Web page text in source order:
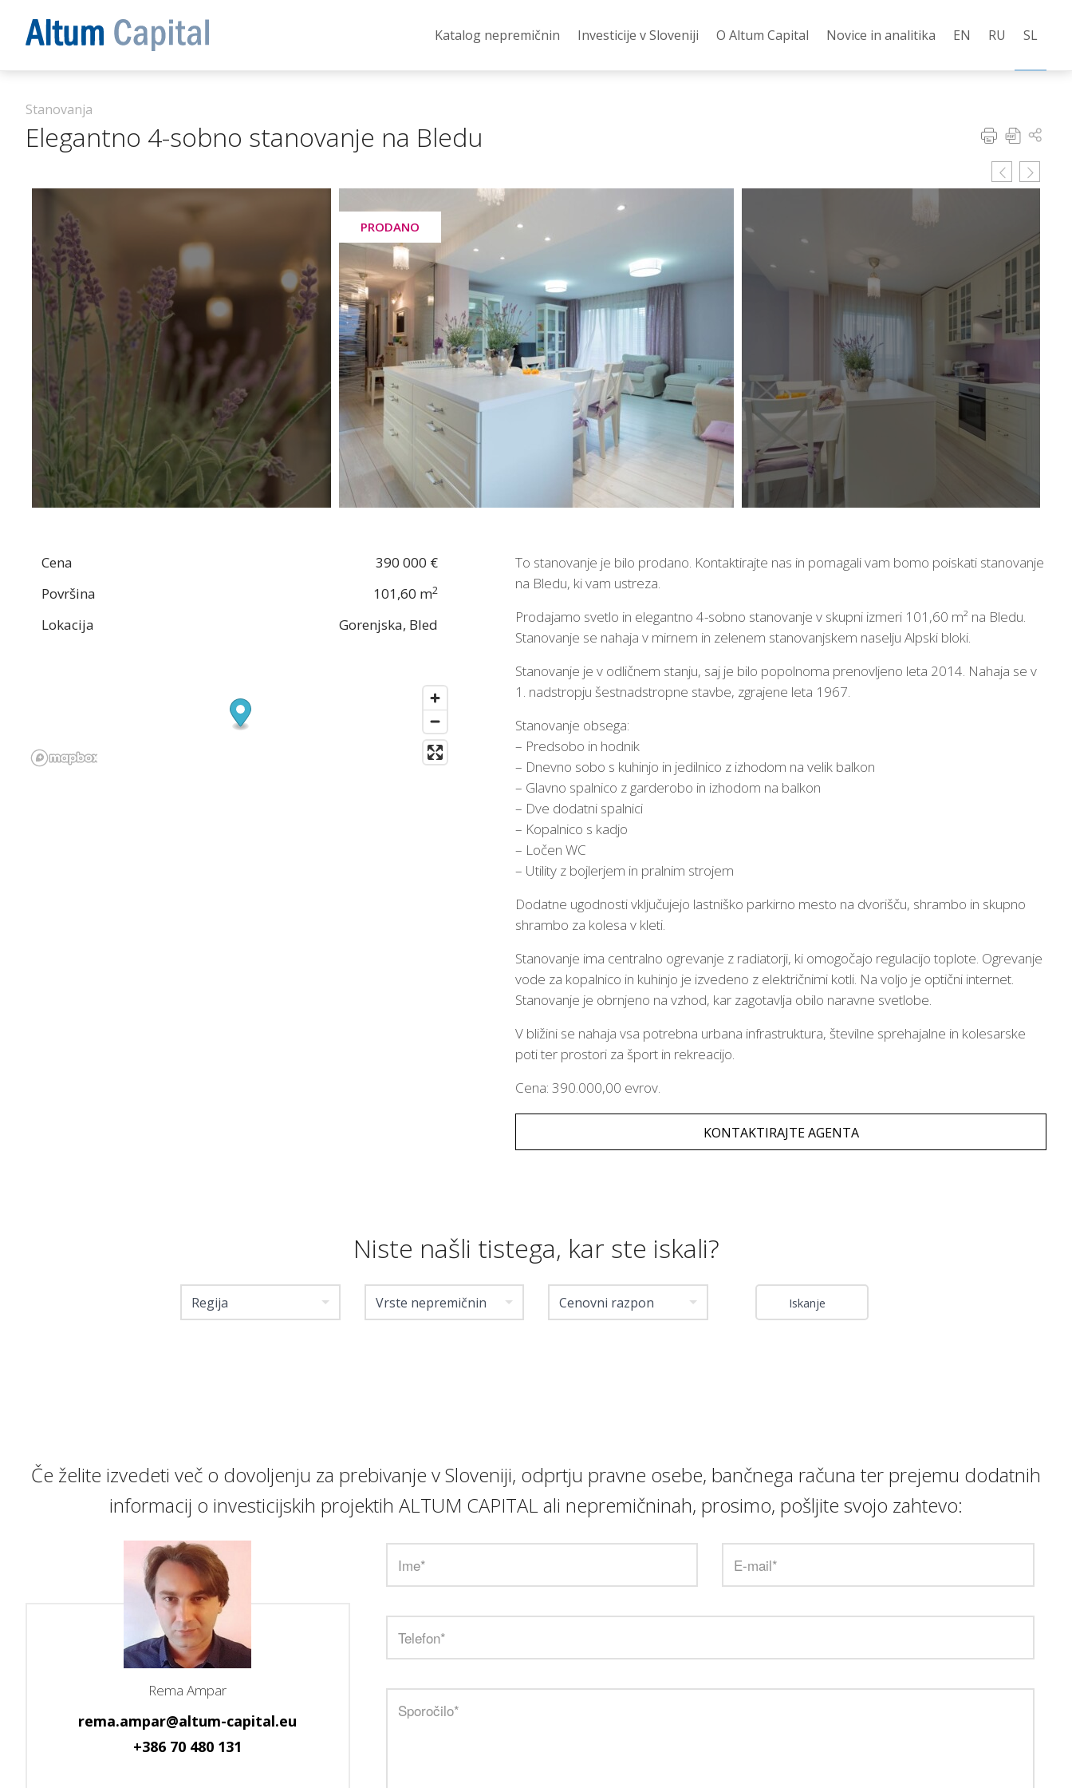
Katalog nepremičnin Investicije v Sloveniji О Altum Capital Novice in analitika EN RU SL
Stanovanja
Elegantno 4-sobno stanovanje na Bledu
PRODANO
Cena
390 000 €
Površina
101,60 m2
Lokacija Gorenjska, Bled
To stanovanje je bilo prodano. Kontaktirajte nas in pomagali vam bomo poiskati stanovanje
na Bledu, ki vam ustreza.
Prodajamo svetlo in elegantno 4-sobno stanovanje v skupni izmeri 101,60 m² na Bledu.
Stanovanje se nahaja v mirnem in zelenem stanovanjskem naselju Alpski bloki.
Stanovanje je v odličnem stanju, saj je bilo popolnoma prenovljeno leta 2014. Nahaja se v
1. nadstropju šestnadstropne stavbe, zgrajene leta 1967.
Stanovanje obsega:
– Predsobo in hodnik
– Dnevno sobo s kuhinjo in jedilnico z izhodom na velik balkon
– Glavno spalnico z garderobo in izhodom na balkon
– Dve dodatni spalnici
– Kopalnico s kadjo
– Ločen WC
– Utility z bojlerjem in pralnim strojem
Dodatne ugodnosti vključujejo lastniško parkirno mesto na dvorišču, shrambo in skupno
shrambo za kolesa v kleti.
Stanovanje ima centralno ogrevanje z radiatorji, ki omogočajo regulacijo toplote. Ogrevanje
vode za kopalnico in kuhinjo je izvedeno z električnimi kotli. Na voljo je optični internet.
Stanovanje je obrnjeno na vzhod, kar zagotavlja obilo naravne svetlobe.
V bližini se nahaja vsa potrebna urbana infrastruktura, številne sprehajalne in kolesarske
poti ter prostori za šport in rekreacijo.
Cena: 390.000,00 evrov.
KONTAKTIRAJTE AGENTA
Niste našli tistega, kar ste iskali?
Regija Vrste nepremičnin Cenovni razpon
Če želite izvedeti več o dovoljenju za prebivanje v Sloveniji, odprtju pravne osebe, bančnega računa ter prejemu dodatnih
informacij o investicijskih projektih ALTUM CAPITAL ali nepremičninah, prosimo, pošljite svojo zahtevo:
Rema Ampar
rema.ampar@altum-capital.eu
+386 70 480 131